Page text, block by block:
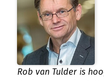
Rob van Tulder is